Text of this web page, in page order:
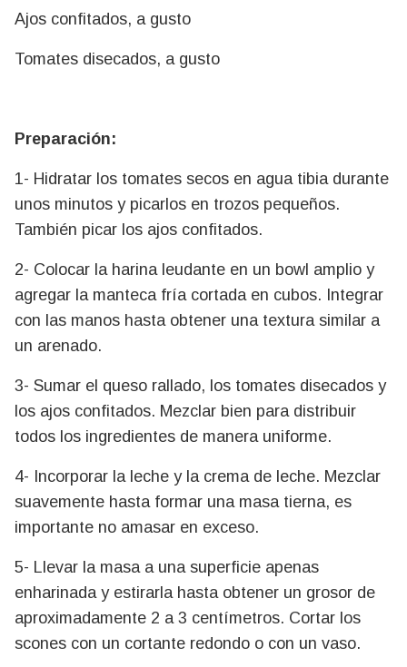
Ajos confitados, a gusto
Tomates disecados, a gusto
Preparación:
1- Hidratar los tomates secos en agua tibia durante
unos minutos y picarlos en trozos pequeños.
También picar los ajos confitados.
2- Colocar la harina leudante en un bowl amplio y
agregar la manteca fría cortada en cubos. Integrar
con las manos hasta obtener una textura similar a
un arenado.
3- Sumar el queso rallado, los tomates disecados y
los ajos confitados. Mezclar bien para distribuir
todos los ingredientes de manera uniforme.
4- Incorporar la leche y la crema de leche. Mezclar
suavemente hasta formar una masa tierna, es
importante no amasar en exceso.
5- Llevar la masa a una superficie apenas
enharinada y estirarla hasta obtener un grosor de
aproximadamente 2 a 3 centímetros. Cortar los
scones con un cortante redondo o con un vaso.